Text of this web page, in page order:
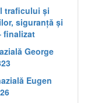
traficului și
siguranță și
finalizat
George
Eugen